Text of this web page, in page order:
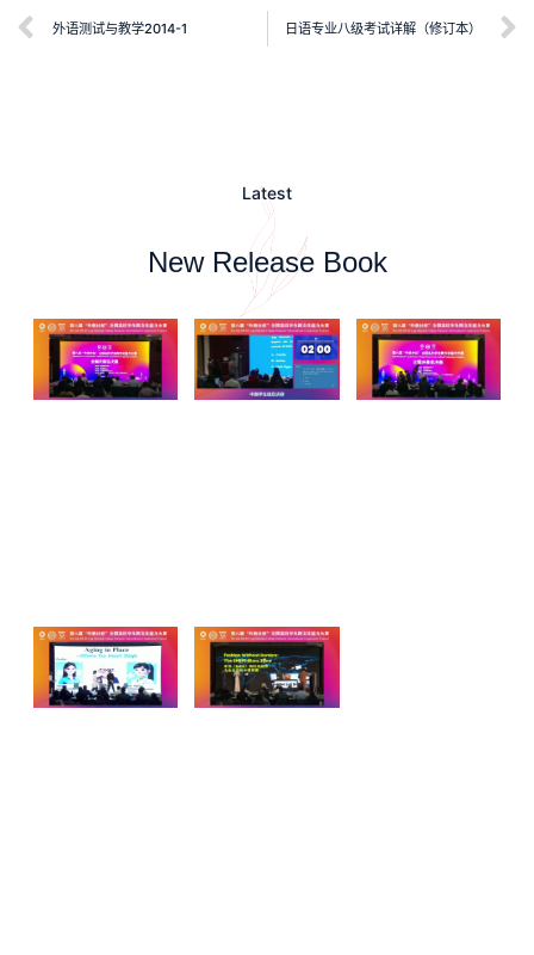
外语测试与教学2014-1 日语专业八级考试详解（修订本）
Latest
New Release Book